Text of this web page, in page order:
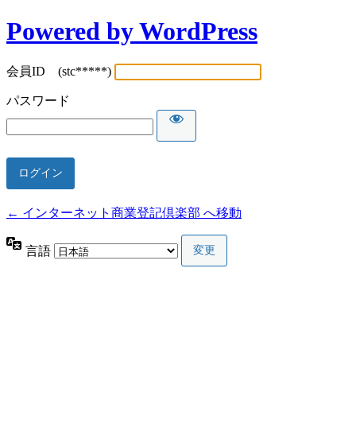
Powered by WordPress
会員ID (stc*****)
パスワード
← インターネット商業登記倶楽部 へ移動
言語